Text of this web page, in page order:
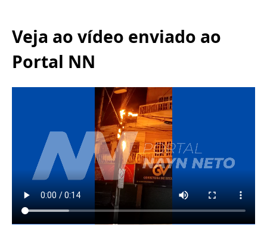
Veja ao vídeo enviado ao
Portal NN